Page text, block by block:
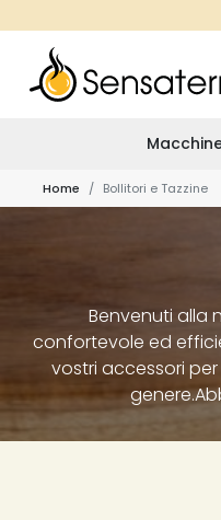
Home Bollitori e Tazzine
Benvenuti alla
confortevole ed
vostri accessori